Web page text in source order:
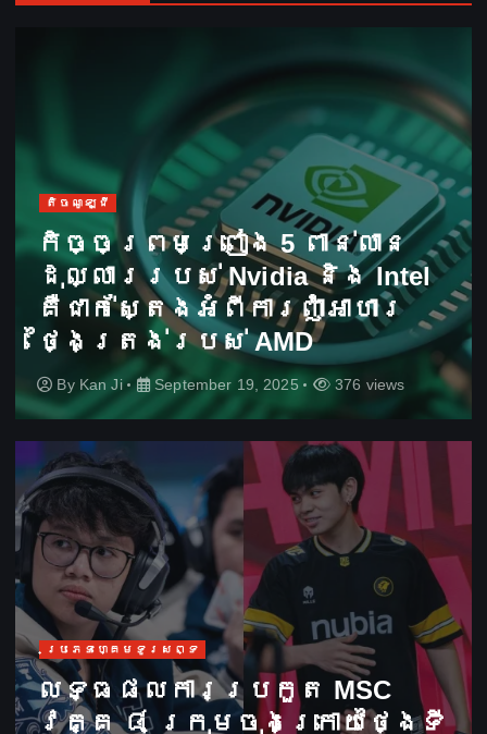
តិចណូឡូជី
កិច្ចព្រមព្រៀង 5 ពាន់លាន
ដុល្លាររបស់ Nvidia និង Intel
គឺជាក់ស្តែងអំពីការញ៉ាំអាហារ
ថ្ងៃត្រង់របស់ AMD
By Kan Ji September 19, 2025 376 views
ប្រភេទហ្គេមទូរសព្ទ
លទ្ធផលការប្រកួត MSC
វគ្គ ៨ ក្រុមចុងក្រោយថ្ងៃទី